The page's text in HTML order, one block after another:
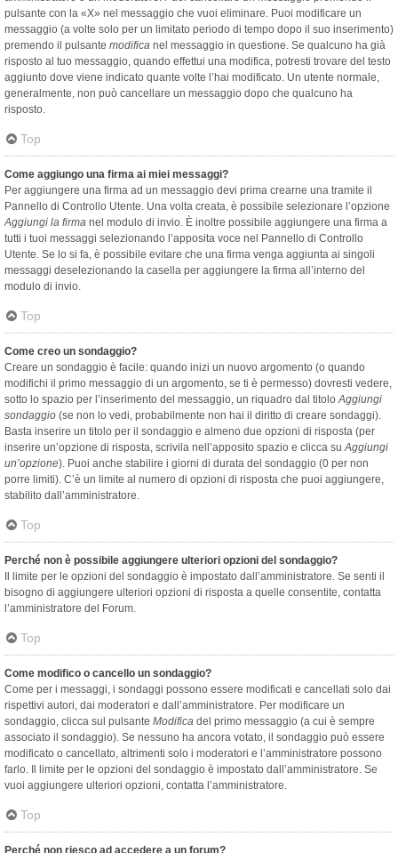
pulsante con la «X» nel messaggio che vuoi eliminare. Puoi modificare un
messaggio (a volte solo per un limitato periodo di tempo dopo il suo inserimento)
premendo il pulsante modifica nel messaggio in questione. Se qualcuno ha già
risposto al tuo messaggio, quando effettui una modifica, potresti trovare del testo
aggiunto dove viene indicato quante volte l’hai modificato. Un utente normale,
generalmente, non può cancellare un messaggio dopo che qualcuno ha
risposto.
Top
Come aggiungo una firma ai miei messaggi?
Per aggiungere una firma ad un messaggio devi prima crearne una tramite il
Pannello di Controllo Utente. Una volta creata, è possibile selezionare l’opzione
Aggiungi la firma nel modulo di invio. È inoltre possibile aggiungere una firma a
tutti i tuoi messaggi selezionando l’apposita voce nel Pannello di Controllo
Utente. Se lo si fa, è possibile evitare che una firma venga aggiunta ai singoli
messaggi deselezionando la casella per aggiungere la firma all’interno del
modulo di invio.
Top
Come creo un sondaggio?
Creare un sondaggio è facile: quando inizi un nuovo argomento (o quando
modifichi il primo messaggio di un argomento, se ti è permesso) dovresti vedere,
sotto lo spazio per l’inserimento del messaggio, un riquadro dal titoloAggiungi
sondaggio (se non lo vedi, probabilmente non hai il diritto di creare sondaggi).
Basta inserire un titolo per il sondaggio e almeno due opzioni di risposta (per
inserire un’opzione di risposta, scrivila nell’apposito spazio e clicca suAggiungi
un’opzione). Puoi anche stabilire i giorni di durata del sondaggio (0 per non
porre limiti). C’è un limite al numero di opzioni di risposta che puoi aggiungere,
stabilito dall’amministratore.
Top
Perché non è possibile aggiungere ulteriori opzioni del sondaggio?
Il limite per le opzioni del sondaggio è impostato dall’amministratore. Se senti il
bisogno di aggiungere ulteriori opzioni di risposta a quelle consentite, contatta
l’amministratore del Forum.
Top
Come modifico o cancello un sondaggio?
Come per i messaggi, i sondaggi possono essere modificati e cancellati solo dai
rispettivi autori, dai moderatori e dall’amministratore. Per modificare un
sondaggio, clicca sul pulsante Modifica del primo messaggio (a cui è sempre
associato il sondaggio). Se nessuno ha ancora votato, il sondaggio può essere
modificato o cancellato, altrimenti solo i moderatori e l’amministratore possono
farlo. Il limite per le opzioni del sondaggio è impostato dall’amministratore. Se
vuoi aggiungere ulteriori opzioni, contatta l’amministratore.
Top
Perché non riesco ad accedere a un forum?